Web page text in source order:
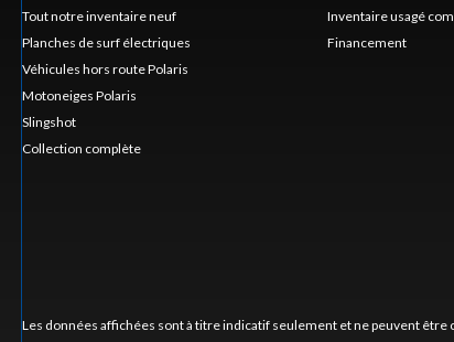
Tout notre inventaire neuf
Planches de surf électriques
Véhicules hors route Polaris
Motoneiges Polaris
Slingshot
Collection complète
Inventaire usagé
Financement
Les données affichées sont à titre indicatif seulement et ne peuvent